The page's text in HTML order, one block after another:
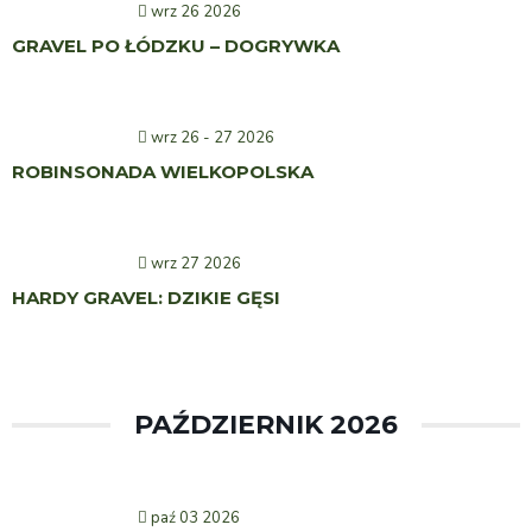
wrz 26 2026
GRAVEL PO ŁÓDZKU – DOGRYWKA
wrz 26 - 27 2026
ROBINSONADA WIELKOPOLSKA
wrz 27 2026
HARDY GRAVEL: DZIKIE GĘSI
PAŹDZIERNIK 2026
paź 03 2026